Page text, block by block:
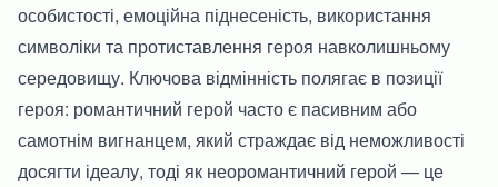
особистості, емоційна піднесеність, використання
символіки та протиставлення героя навколишньому
середовищу. Ключова відмінність полягає в позиції
героя: романтичний герой часто є пасивним або
самотнім вигнанцем, який страждає від неможливості
досягти ідеалу, тоді як неоромантичний герой — це